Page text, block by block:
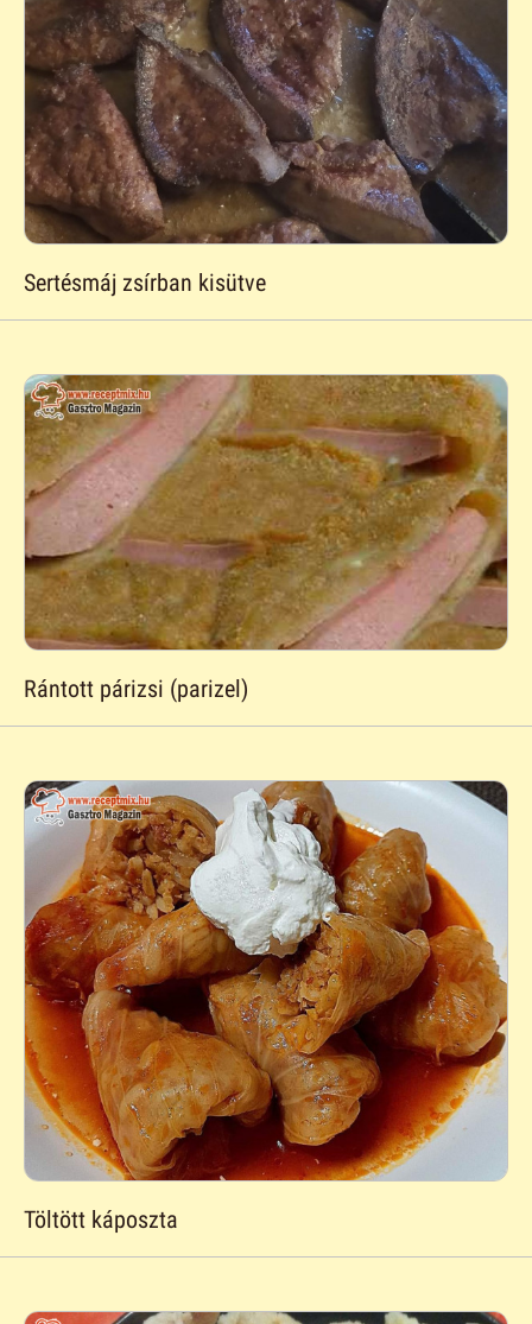
Sertésmáj zsírban kisütve
Rántott párizsi (parizel)
Töltött káposzta